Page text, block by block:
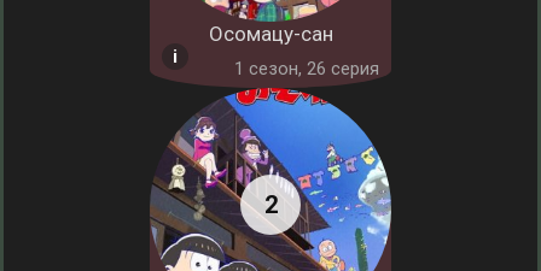
Осомацу-сан
1 cезон, 26 серия